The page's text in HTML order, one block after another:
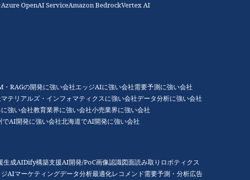
Azure OpenAI ServiceAmazon BedrockVertex AI
・RAGの開発に強い会社エッジAIに強い会社需要予測に強い会社
マテリアルズ・インフォマティクスに強い会社データ分析に強い会社
強い会社教育業界に強い会社小売業界に強い会社
でAI開発に強い会社北海道でAI開発に強い会社
生成AIDify構築支援AI開発/PoC画像認識図面読み取り ロボティクス
ジAIマーケティングデータ分析最適化レコメンド需要予測・分析広告